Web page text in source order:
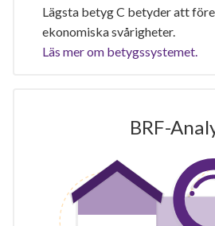
Lägsta betyg C betyder att
ekonomiska svårigheter.
Läs mer om betygssystemet.
BRF-